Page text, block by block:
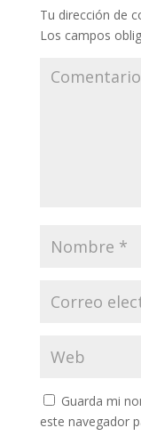
Tu dirección de
Los campos
Guarda mi
este navegador